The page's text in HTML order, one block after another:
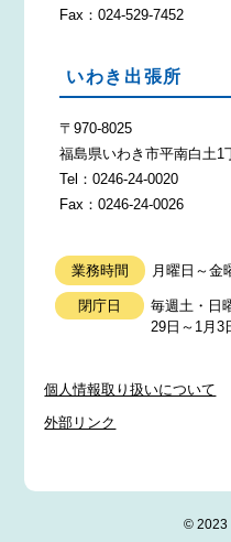
Fax：024-529-7452
いわき出張所
〒970-8025
福島県いわき市平南白土1
Tel：0246-24-0020
Fax：0246-24-0026
業務時間 月曜日～金
閉庁日
毎週土・日
29日～1月3
個人情報取り扱いについて
外部リンク
© 2023